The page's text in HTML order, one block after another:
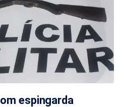
espingarda